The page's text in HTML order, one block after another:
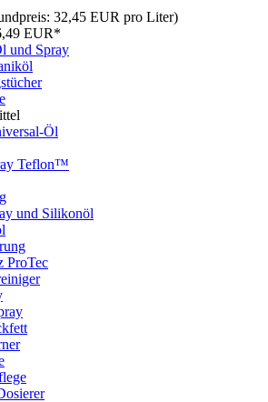
32,45 EUR pro Liter)
EUR*
und Spray
Öl
Teflon™
und Silikonöl
ProTec